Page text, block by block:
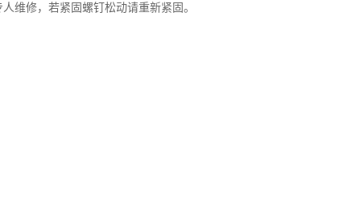
修，若紧固螺钉松动请重新紧固。